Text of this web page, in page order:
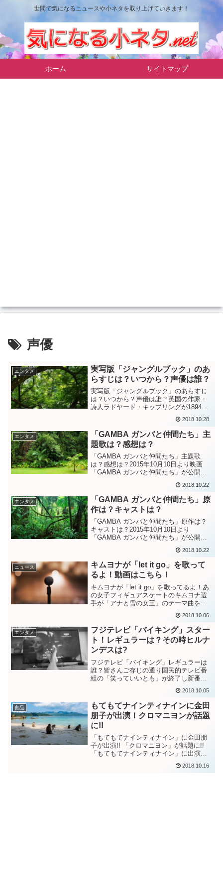
世間で気になるニュースや小ネタを取り上げていきます！
ホーム サイトマップ
声優
エンタメ
実写版「ジャングルブック」のあ
らすじは？いつから？声優は誰？
実写版「ジャングルブック」のあらすじ
は？いつから？声優は誰？英国の作家・
詩人ラドヤード・キップリングが1894年
ングルブック」伝説。2度も映画化されそ
の度に大好評だったこの作品がとうとう
現在に蘇りさらにパ...
2018.10.28
エンタメ
「GAMBA ガンバと仲間たち」主
題歌は？感想は？
「GAMBA ガンバと仲間たち」主題歌
は？感想は？2015年10月10日より映画
「GAMBA ガンバと仲間たち」が公開さ
の映画ですが主題歌も話題になっている
ようです。そこで少しまとめてみまし
た。主題歌は？...
2018.10.22
エンタメ
「GAMBA ガンバと仲間たち」原
作は？キャストは？
「GAMBA ガンバと仲間たち」原作は？
キャストは？2015年10月10日より
「GAMBA ガンバと仲間たち」が公開さ
で聞いたこともある人もいると思いま
す。そこでこの映画について少し調べて
みました。原作は...
2018.10.22
ニュース
キムヨナが「let it go」を歌って
るよ！動画はこちら！
キムヨナが「let it go」を歌ってるよ！あ
の女子フィギュアスケートのキムヨナ選
手が「アナと雪の女王」のテーマ曲を歌
ムヨナ選手と言えば浅田真央選手のライ
バルと言われ続け引退するとかしないと
か女優になる...
2018.10.06
エンタメ
フジテレビ「バイキング」スター
ト！レギュラーは？その時ヒルナ
ンデスは?
フジテレビ「バイキング」レギュラーは
誰？皆さんご存じの通り国民的テレビ番
組の「笑っていいとも」が終了し新番組
して番組内容やレギュラー陣のことで
「バイキング」は終わった「バイキン
グ」は失敗だというような様々...
2018.10.05
食品
もてもてナインティナインに金田
朋子が出演！クロマニヨンが話題
に!!
「もてもてナインティナイン」に金田朋
子が出演!! 「クロマニヨン」が話題に!!
「もてもてナインティナイン」に出演さ
れた金田朋子さんの料理「クロマニヨ
ン」が話題になっております。一体、ど
2018.10.16